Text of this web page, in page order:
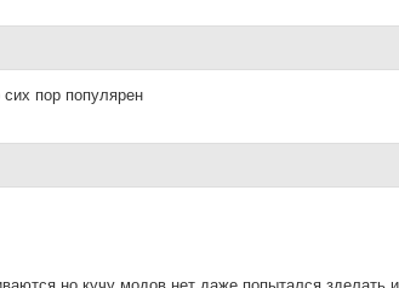
пор популярен